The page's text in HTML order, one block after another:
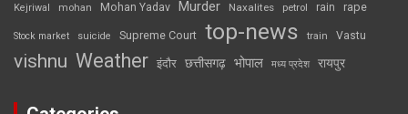
Kejriwal mohan Mohan Yadav Murder Naxalites petrol rain rape
Stock market suicide Supreme Court top-news train Vastu
vishnu Weather इंदौर छत्तीसगढ़ भोपाल मध्य प्रदेश रायपुर